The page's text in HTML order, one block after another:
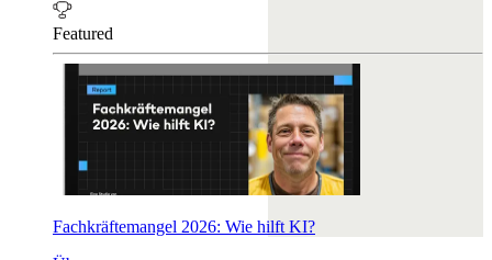
Featured
Fachkräftemangel 2026: Wie hilft KI?